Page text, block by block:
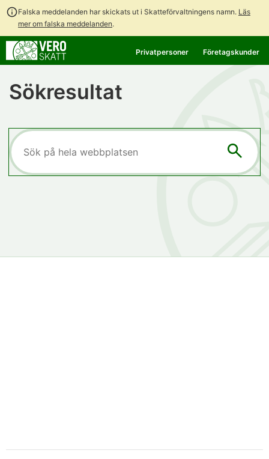
Falska meddelanden har skickats ut i Skatteförvaltningens namn. Läs
mer om falska meddelanden.
direkt
en
Privatpersoner Företagskunder
Sökresultat